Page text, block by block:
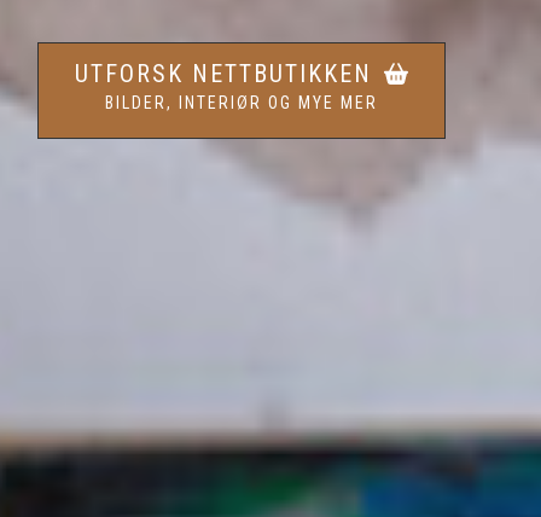
UTFORSK NETTBUTIKKEN
BILDER, INTERIØR OG MYE MER